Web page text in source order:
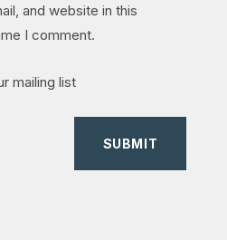
and website in this
I comment.
mailing list
SUBMIT